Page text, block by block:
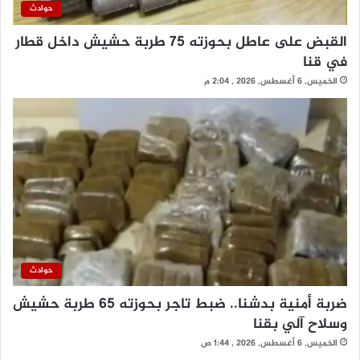
حوادث
القبض على عاطل بحوزته 75 طربة حشيش داخل قطار
في قنا
الخميس, 6 أغسطس, 2026 , 2:04 م
حوادث
ضربة أمنية بدشنا.. ضبط تاجر بحوزته 65 طربة حشيش
وسلاح آلي بقنا
الخميس, 6 أغسطس, 2026 , 1:44 ص